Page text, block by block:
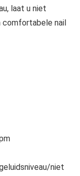
laat u niet
comfortabele nail
niet